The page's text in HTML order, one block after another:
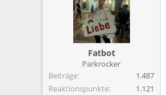
Fatbot
Parkrocker
Beiträge
1.487
Reaktionspunkte
1.121